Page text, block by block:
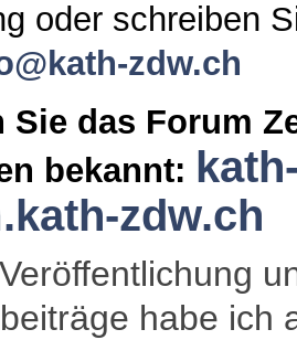
oder schreiben
zdw.ch
Sie das Forum
bekannt:
zdw.ch
habe ich